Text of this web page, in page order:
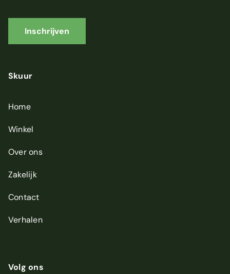
a
l
r
e
Inschrijven
Skuur
Home
Winkel
Over ons
Zakelijk
Contact
Verhalen
Volg ons